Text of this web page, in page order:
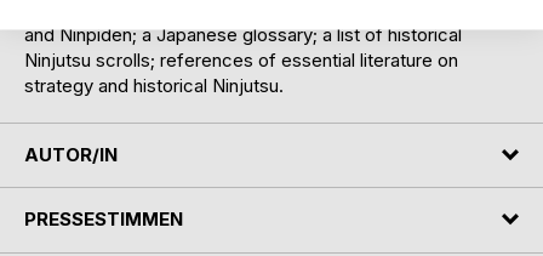
and Ninpiden; a Japanese glossary; a list of historical
Ninjutsu scrolls; references of essential literature on
strategy and historical Ninjutsu.
AUTOR/IN
PRESSESTIMMEN